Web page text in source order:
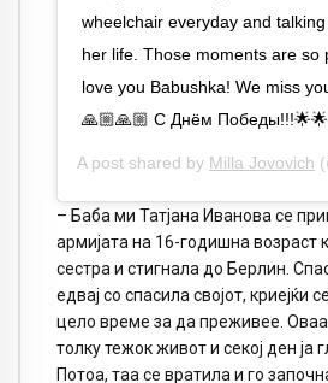
wheelchair everyday and
her life. Those moments are so
love you Babushka! We miss
🙏🏼🙏🏼 С Днём
A post shared by Milla Jovovich
– Баба ми Татјана Иванова се
армијата на 16-годишна возраст
сестра и стигнала до Берлин.
едвај со спасила својот, криејќи
цело време за да преживее.
толку тежок живот и секој ден ја
Потоа, таа се вратила и го